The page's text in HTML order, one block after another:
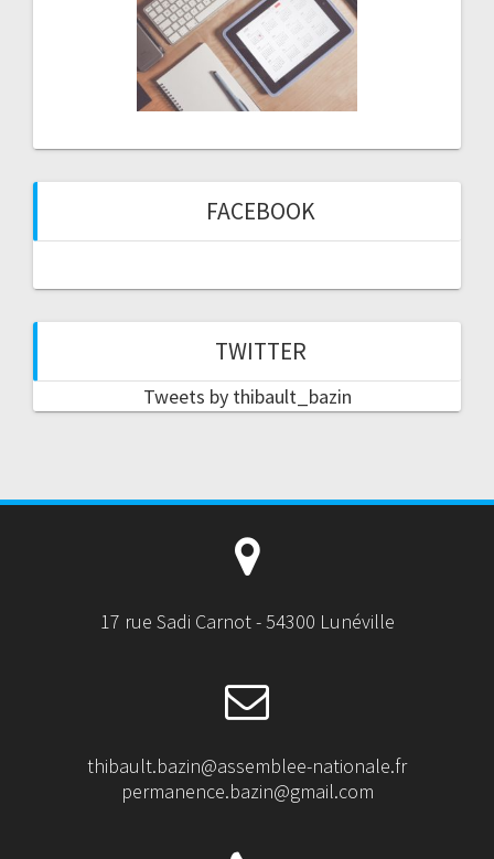
FACEBOOK
TWITTER
Tweets by thibault_bazin
17 rue Sadi Carnot - 54300 Lunéville
thibault.bazin@assemblee-nationale.fr
permanence.bazin@gmail.com